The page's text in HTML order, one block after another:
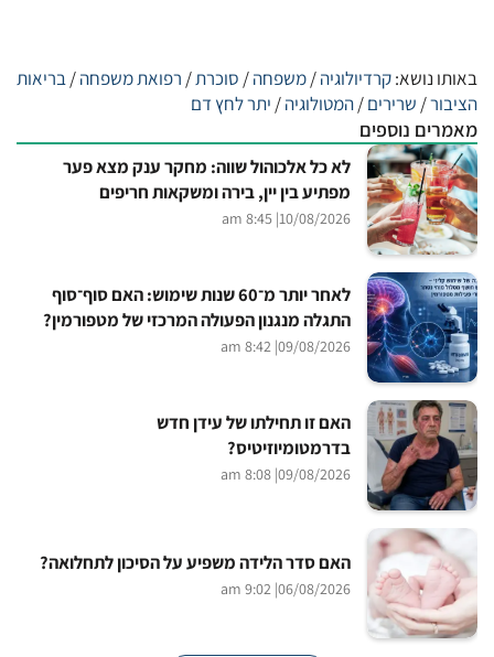
באותו נושא:קרדיולוגיה/משפחה/ סוכרת/ רפואת משפחה/בריאות
הציבור/ שרירים/המטולוגיה/ יתר לחץ דם
מאמרים נוספים
לא כל אלכוהול שווה: מחקר ענק מצא פער
מפתיע בין יין, בירה ומשקאות חריפים
10/08/2026
| 8:45 am
לאחר יותר מ־60 שנות שימוש: האם סוף־סוף
התגלה מנגנון הפעולה המרכזי של מטפורמין?
09/08/2026
| 8:42 am
האם זו תחילתו של עידן חדש
בדרמטומיוזיטיס?
09/08/2026
| 8:08 am
האם סדר הלידה משפיע על הסיכון לתחלואה?
06/08/2026
| 9:02 am